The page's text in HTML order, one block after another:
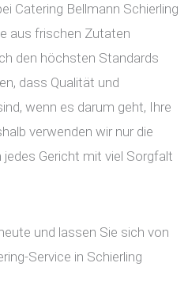
Catering Bellmann Schierling
aus frischen Zutaten
den höchsten Standards
dass Qualität und
wenn es darum geht, Ihre
verwenden wir nur die
Gericht mit viel Sorgfalt
und lassen Sie sich von
Service in Schierling